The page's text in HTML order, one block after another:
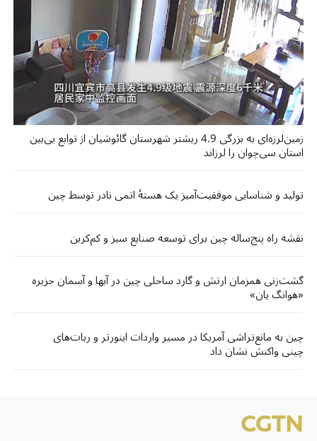
زمین‌لرزه‌ای به بزرگی 4.9 ریشتر شهرستان گائوشیان از توابع یی‌بین
استان سی‌چوان را لرزاند
تولید و شناسایی موفقیت‌آمیز یک هستهٔ اتمی نادر توسط چین
نقشه راه پنج‌ساله چین برای توسعه صنایع سبز و کم‌کربن
گشت‌زنی‌ همزمان ارتش و گارد ساحلی چین در آبها و آسمان جزیره
«هوانگ‌ یان»
چین به مانع‌تراشی آمریکا در مسیر واردات اینورتر و ربات‌های
چینی واکنش نشان داد